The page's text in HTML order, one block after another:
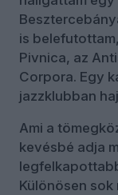
is
Pivnica, az
Corpora. Egy
jazzklubban
Ami a
kevésbé adja
Különösen sok